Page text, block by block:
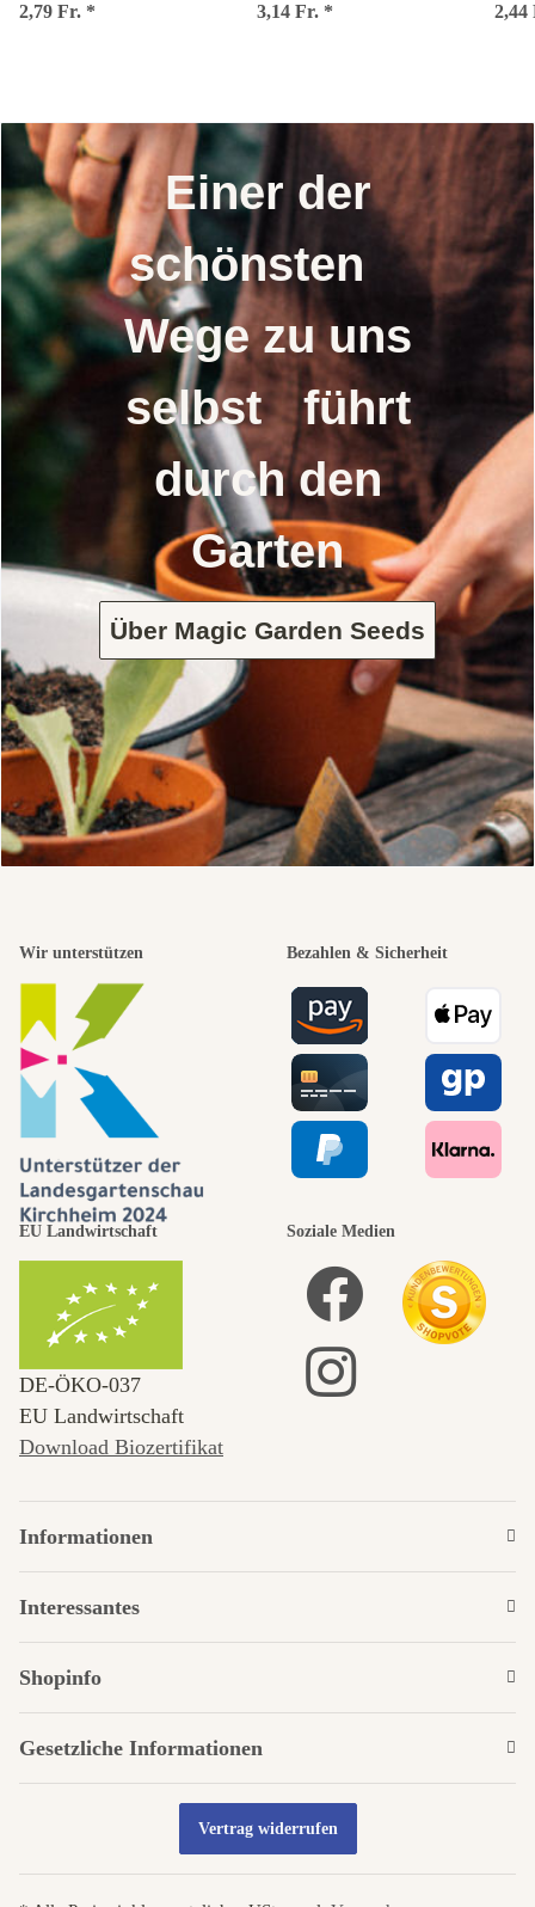
(Tragopogon
2,79 Fr. *
carota) Bio Saatgut
3,14 Fr. *
Einer der
schönsten
Wege zu uns
selbst führt
durch den
Garten
Über Magic Garden Seeds
Wir unterstützen Bezahlen & Sicherheit
EU Landwirtschaft
DE‑ÖKO‑037
EU Landwirtschaft
Download Biozertifikat
Soziale Medien
Informationen
Interessantes
Shopinfo
Gesetzliche Informationen
Vertrag widerrufen